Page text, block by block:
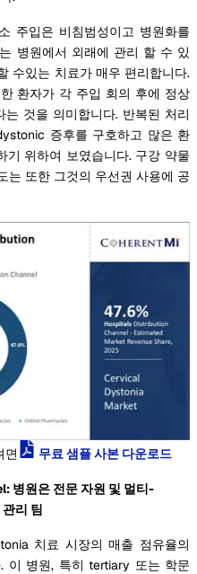
주입은 비침범성이고 병원화를
병원에서 외래에 관리 할 수 있
수있는 치료가 매우 편리합니다.
환자가 각 주입 회의 후에 정상
것을 의미합니다. 반복된 처리
증후를 구호하고 많은 환
기 위하여 보였습니다. 구강 약물
는 또한 그것의 우선권 사용에 공
면 무료 샘플 사본 다운로드
원은 전문 자원 및 멀티-
리 팀
치료 시장의 매출 점유율의
이 병원, 특히 tertiary 또는 학문